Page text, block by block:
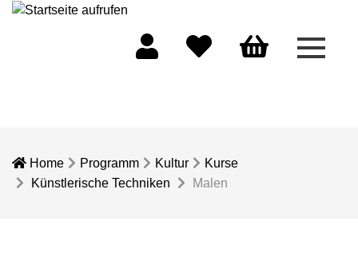
Menü
Home Programm Kultur
Kurse
Künstlerische Techniken
Malen